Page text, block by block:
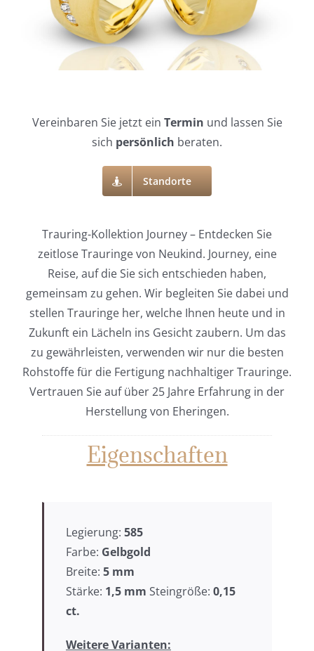
Vereinbaren Sie jetzt ein Termin und lassen Sie
sich persönlich beraten.
Standorte
Trauring-Kollektion Journey – Entdecken Sie
zeitlose Trauringe von Neukind. Journey, eine
Reise, auf die Sie sich entschieden haben,
gemeinsam zu gehen. Wir begleiten Sie dabei und
stellen Trauringe her, welche Ihnen heute und in
Zukunft ein Lächeln ins Gesicht zaubern. Um das
zu gewährleisten, verwenden wir nur die besten
Rohstoffe für die Fertigung nachhaltiger Trauringe.
Vertrauen Sie auf über 25 Jahre Erfahrung in der
Herstellung von Eheringen.
Eigenschaften
Legierung: 585
Farbe: Gelbgold
Breite: 5mm
Stärke: 1,5 mm Steingröße: 0,15
ct.
Weitere Varianten: